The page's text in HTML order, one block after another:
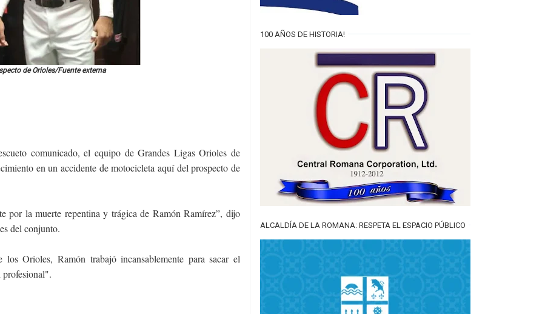
de Orioles/Fuente externa
comunicado, el equipo de Grandes Ligas Orioles de
en un accidente de motocicleta aquí del prospecto de
por la muerte repentina y trágica de Ramón Ramírez”, dijo
del conjunto.
Orioles, Ramón trabajó incansablemente para sacar el
profesional".
100 AÑOS DE HISTORIA!
ALCALDÍA DE LA ROMANA: RESPETA EL ESPACIO PÚBLICO